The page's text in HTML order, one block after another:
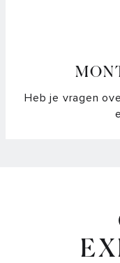
Heb je vragen